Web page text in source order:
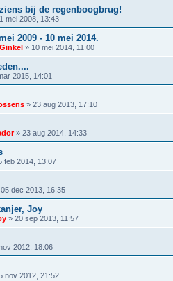
bij de regenboogbrug!
mei 2008, 13:43
2009 - 10 mei 2014.
» 10 mei 2014, 11:00
2015, 14:01
» 23 aug 2013, 17:10
» 23 aug 2014, 14:33
feb 2014, 13:07
05 dec 2013, 16:35
Joy
» 20 sep 2013, 11:57
2012, 18:06
nov 2012, 21:52